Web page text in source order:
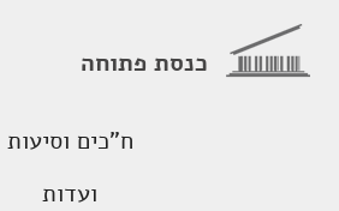
כנסת פתוחה
ח"כים וסיעות
ועדות